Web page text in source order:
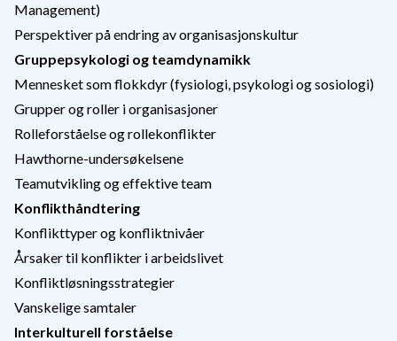
Management)
Perspektiver på endring av organisasjonskultur
Gruppepsykologi og teamdynamikk
Mennesket som flokkdyr (fysiologi, psykologi og sosiologi)
Grupper og roller i organisasjoner
Rolleforståelse og rollekonflikter
Hawthorne-undersøkelsene
Teamutvikling og effektive team
Konflikthåndtering
Konflikttyper og konfliktnivåer
Årsaker til konflikter i arbeidslivet
Konfliktløsningsstrategier
Vanskelige samtaler
Interkulturell forståelse